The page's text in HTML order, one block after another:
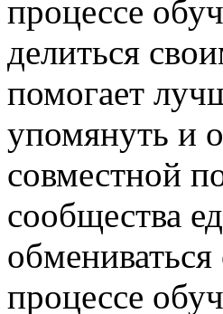
процессе
делиться
помогает
упомянуть и
совместной
сообщества
процессе